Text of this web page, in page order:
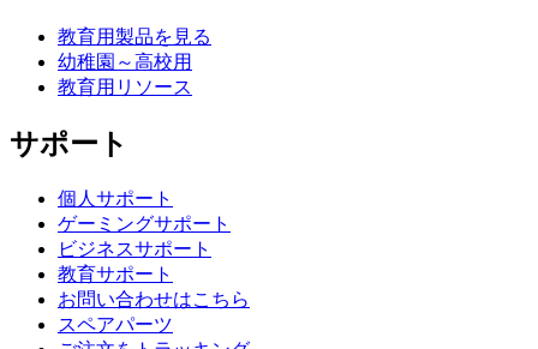
教育用製品を見る
幼稚園～高校用
教育用リソース
サポート
個人サポート
ゲーミングサポート
ビジネスサポート
教育サポート
お問い合わせはこちら
スペアパーツ